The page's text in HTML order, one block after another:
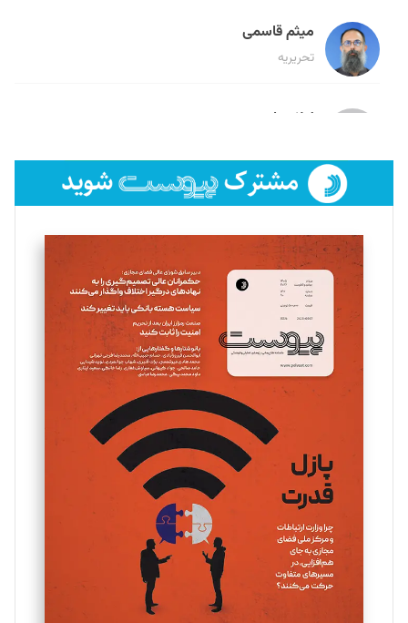
میثم قاسمی
تحریریه
لیلا حنارود
فائزه فتحی رستمی
تحریریه
سروش کرمیان
تحریریه
مینا پاکدل
یسنا امان‌پور
تحریریه
ملینا جعفری
تحریریه